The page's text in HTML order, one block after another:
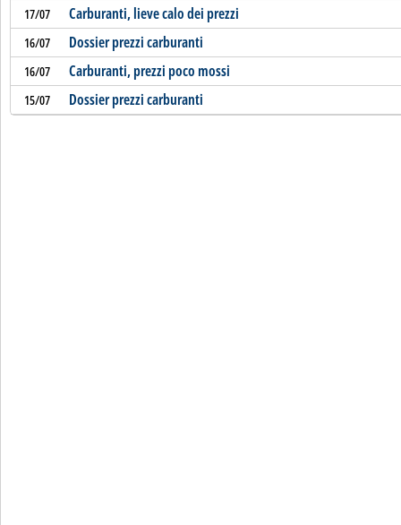
17/07 Carburanti, lieve calo dei prezzi
16/07 Dossier prezzi carburanti
16/07 Carburanti, prezzi poco mossi
15/07 Dossier prezzi carburanti